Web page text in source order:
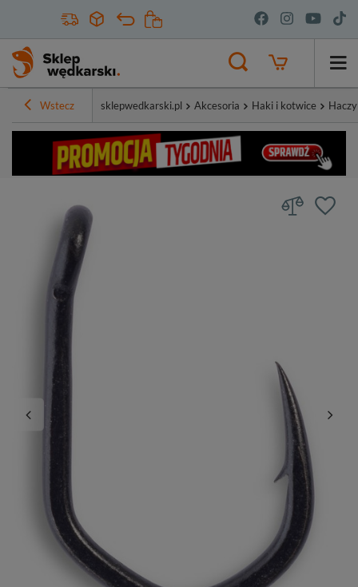
Wstecz sklepwedkarski.pl Akcesoria Haki i kotwice